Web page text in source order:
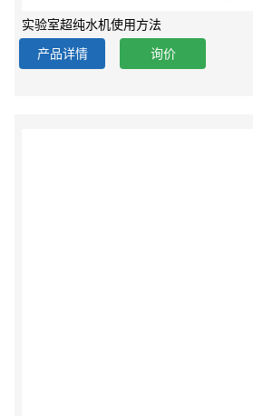
实验室超纯水机使用方法
产品详情
询价